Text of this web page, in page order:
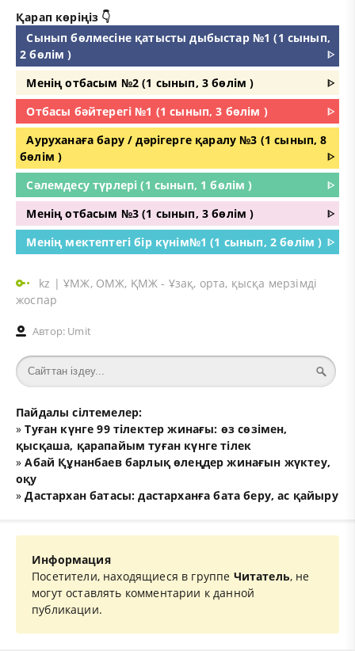
Қарап көріңіз 👇
Сынып бөлмесіне қатысты дыбыстар №1 (1 сынып,
2 бөлім )
ᐈ
Менің отбасым №2 (1 сынып, 3 бөлім )
ᐈ
Отбасы бәйтерегі №1 (1 сынып, 3 бөлім )
ᐈ
Ауруханаға бару / дәрігерге қаралу №3 (1 сынып, 8
бөлім )
ᐈ
Сәлемдесу түрлері (1 сынып, 1 бөлім )
ᐈ
Менің отбасым №3 (1 сынып, 3 бөлім )
ᐈ
Менің мектептегі бір күнім№1 (1 сынып, 2 бөлім ) ᐈ
kz |ҰМЖ, ОМЖ, ҚМЖ - Ұзақ, орта, қысқа мерзімді
жоспар
Автор: Umit
Пайдалы сілтемелер:
»Туған күнге 99 тілектер жинағы: өз сөзімен,
қысқаша, қарапайым туған күнге тілек
»Абай Құнанбаев барлық өлеңдер жинағын жүктеу,
оқу
»Дастархан батасы: дастарханға бата беру, ас қайыру
Информация
Посетители, находящиеся в группе Читатель, не
могут оставлять комментарии к данной
публикации.